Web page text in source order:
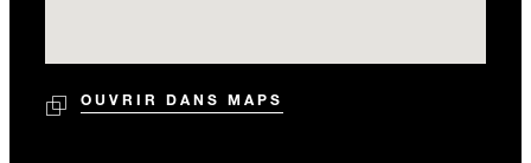
OUVRIR DANS MAPS